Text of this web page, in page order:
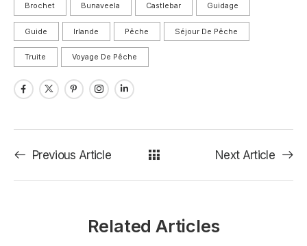
Brochet Bunaveela Castlebar Guidage
Guide Irlande Pêche Séjour De Pêche
Truite Voyage De Pêche
Previous Article Next Article
Related Articles